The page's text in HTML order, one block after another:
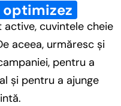
active, cuvintele cheie
aceea, urmăresc și
pentru a
și pentru a ajunge